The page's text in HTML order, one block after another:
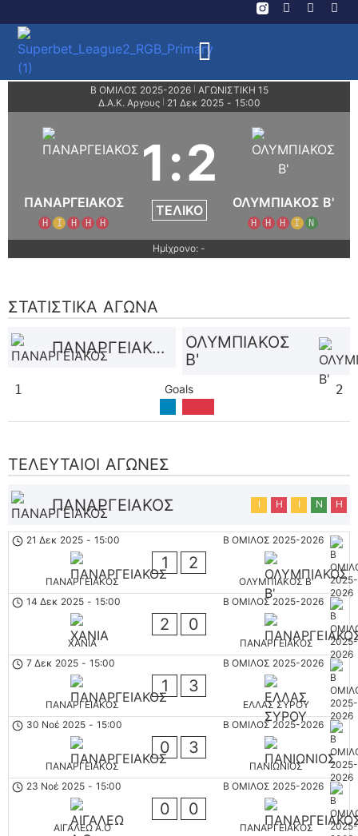
Β ΟΜΙΛΟΣ 2025-2026
ΑΓΩΝΙΣΤΙΚΗ 15
Δ.Α.Κ. Αργους
21 Δεκ 2025 - 15:00
ΠΑΝΑΡΓΕΙΑΚΟΣ
Η Ι Η Η Η
1:2
ΤΕΛΙΚΌ ΟΛΥΜΠΙΑΚΟΣ Β'
Η Η Η Ι Ν
Ημίχρονο: -
ΣΤΑΤΙΣΤΙΚΆ ΑΓΏΝΑ
ΠΑΝΑΡΓΕΙΑΚΟΣ
ΟΛΥΜΠΙΑΚΟΣ
Β'
1 Goals 2
ΤΕΛΕΥΤΑΊΟΙ ΑΓΏΝΕΣ
ΠΑΝΑΡΓΕΙΑΚΟΣ Ι Η Ι Ν Η
Β ΟΜΙΛΟΣ 2025-2026
21 Δεκ 2025 - 15:00
ΠΑΝΑΡΓΕΙΑΚΟΣ
1 2
ΟΛΥΜΠΙΑΚΟΣ Β'
Β ΟΜΙΛΟΣ 2025-2026
14 Δεκ 2025 - 15:00
ΧΑΝΙΑ
2 0
ΠΑΝΑΡΓΕΙΑΚΟΣ
Β ΟΜΙΛΟΣ 2025-2026
7 Δεκ 2025 - 15:00
ΠΑΝΑΡΓΕΙΑΚΟΣ
1 3
ΕΛΛΑΣ ΣΥΡΟΥ
Β ΟΜΙΛΟΣ 2025-2026
30 Νοέ 2025 - 15:00
ΠΑΝΑΡΓΕΙΑΚΟΣ
0 3
ΠΑΝΙΩΝΙΟΣ
Β ΟΜΙΛΟΣ 2025-2026
23 Νοέ 2025 - 15:00
ΑΙΓΑΛΕΩ A.O
0 0
ΠΑΝΑΡΓΕΙΑΚΟΣ